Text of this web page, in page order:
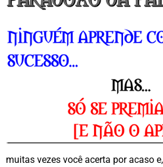
muitas vezes você acerta por acaso